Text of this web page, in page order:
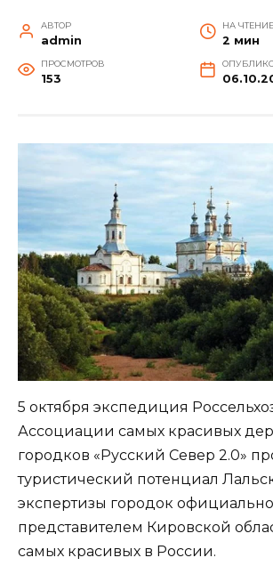
АВТОР
admin
НА ЧТЕНИЕ
2 мин
ПРОСМОТРОВ
153
5 октября экспедиция
Ассоциации самых красивых
городков «Русский Север 2.0»
туристический потенциал
экспертизы городок
представителем Кировской
самых красивых в России.